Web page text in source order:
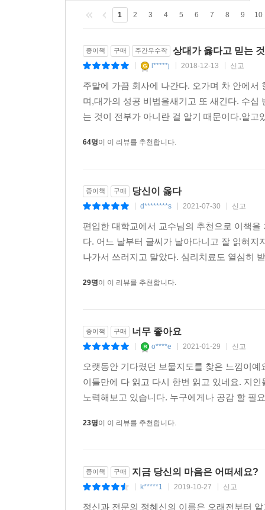
1 2 3 4 5 6 7 8 9 10
종이책 구매 주간우수작 상대가 옳다고 믿는
l*****j 2018-12-13 신고
주말에 가끔 회사에 나간다. 오가며 차 안에
며,대가의 성공 비법을새기고 또 새긴다. 수
는 것이 전부가 아니란 걸 알기 때문이다.알
64명이 이 리뷰를 추천합니다.
종이책 구매 당신이 옳다
d********s 2021-07-30 신고
편입한 대학교에서 교수님의 추천으로 이책
다. 어느 날부터 글씨가 날아다니고 잘 읽혀
나가서 쓰러지고 말았다. 심리치료도 열심히
29명이 이 리뷰를 추천합니다.
종이책 구매 너무 좋아요
o****e 2021-01-29 신고
오랫동안 기다렸던 보물지도를 찾은 느낌이
이틀만에 다 읽고 다시 한번 읽고 있네요. 지
노력해보고 있습니다. 누구에게나 공감 할 필
23명이 이 리뷰를 추천합니다.
종이책 구매 지금 당신의 마음은 어떠세요?
k*****1 2019-10-27 신고
정신과 전문의 정혜신의 이름은 오래전부터